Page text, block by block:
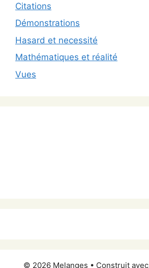
Citations
Démonstrations
Hasard et necessité
Mathématiques et réalité
Vues
© 2026 Melanges • Construit avec